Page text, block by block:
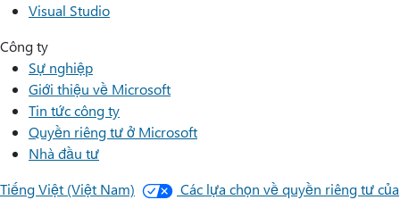
Visual Studio
Công ty
Sự nghiệp
Giới thiệu về Microsoft
Tin tức công ty
Quyền riêng tư ở Microsoft
Nhà đầu tư
Tiếng Việt (Việt Nam)
Các lựa chọn về quyền riêng tư của